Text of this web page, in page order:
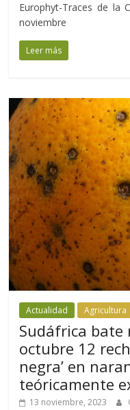
Europhyt-Traces de la
noviembre
Leer más
Actualidad Agricultura
Sudáfrica bate
octubre 12
negra’ en
teóricamente
13 noviembre, 2023